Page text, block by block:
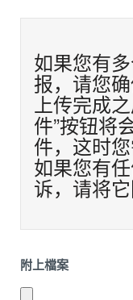
如果您有
报，请您
上传完成
件”按钮将
件，这时
如果您有
诉，请将它
附上檔案